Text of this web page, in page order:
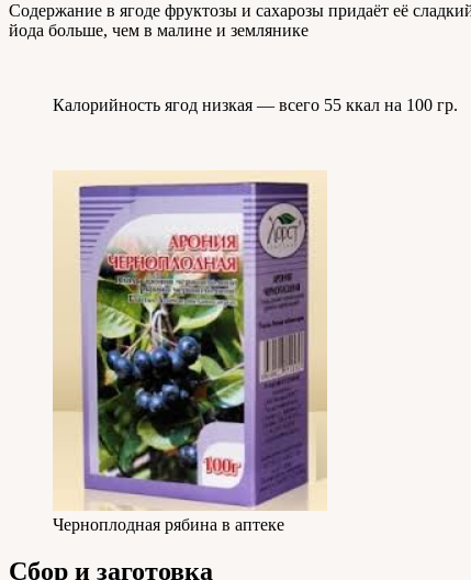
Содержание в ягоде фруктозы и сахарозы придаёт её
йода больше, чем в малине и землянике
Калорийность ягод низкая — всего 55 ккал на 100 гр.
Черноплодная рябина в аптеке
Сбор и заготовка